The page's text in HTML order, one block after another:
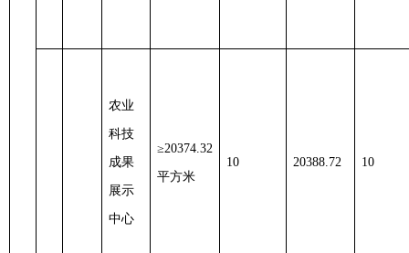
农业
科技
成果
展示
中心
≥20374.32
平方米
10 20388.72 10